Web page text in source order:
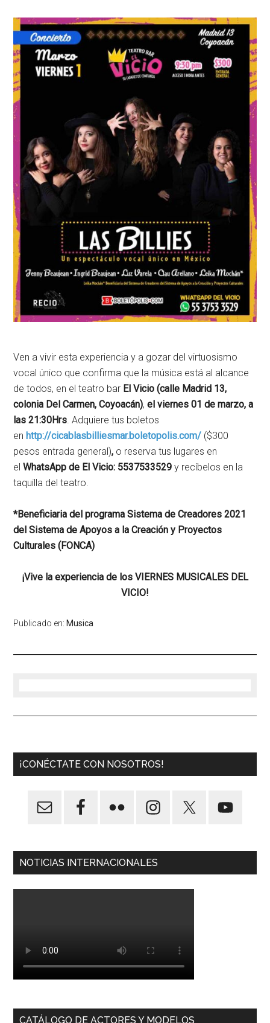
Ven a vivir esta experiencia y a gozar del virtuosismo
vocal único que confirma que la música está al alcance
de todos, en el teatro bar El Vicio (calle Madrid 13,
colonia Del Carmen, Coyoacán),el viernes 01 de marzo, a
las 21:30Hrs. Adquiere tus boletos
en http://cicablasbilliesmar.boletopolis.com/ ($300
pesos entrada general), o reserva tus lugares en
elWhatsApp de El Vicio: 5537533529 y recíbelos en la
taquilla del teatro.
*Beneficiaria del programa Sistema de Creadores 2021
del Sistema de Apoyos a la Creación y Proyectos
Culturales (FONCA)
¡Vive la experiencia de los VIERNES MUSICALES DEL
VICIO!
Publicado en: Musica
¡CONÉCTATE CON NOSOTROS!
NOTICIAS INTERNACIONALES
CATÁLOGO DE ACTORES Y MODELOS